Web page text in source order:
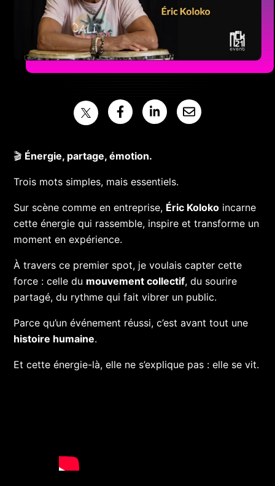
🎬 Énergie, partage, émotion.
Trois mots simples, mais essentiels.
Sur scène comme en entreprise, Éric Koloko incarne
cette énergie qui rassemble, inspire et transforme un
moment en expérience.
À travers ce premier spot, je voulais capter cette
force : celle du mouvement collectif, du sourire
partagé, du rythme qui fait vibrer un public.
Parce qu’un événement réussi, c’est avant tout une
histoire humaine.
Et cette énergie-là, elle ne s’explique pas : elle se vit.